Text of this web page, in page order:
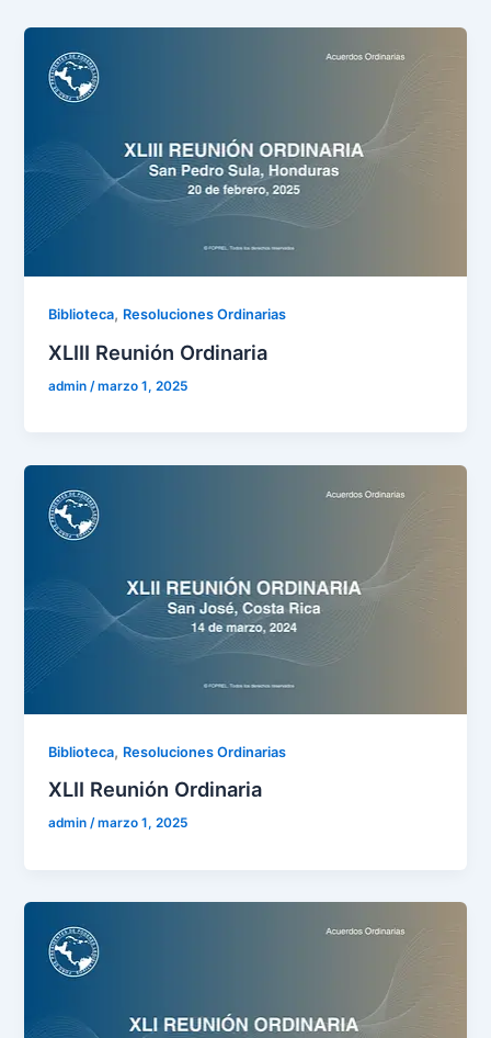
Biblioteca, Resoluciones Ordinarias
XLIII Reunión Ordinaria
admin /marzo 1, 2025
Biblioteca, Resoluciones Ordinarias
XLII Reunión Ordinaria
admin/marzo 1, 2025